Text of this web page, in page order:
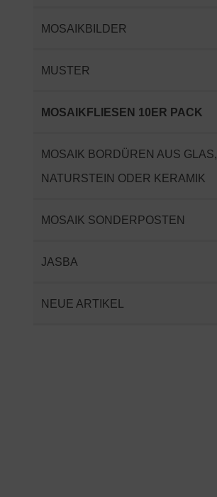
MOSAIKBILDER
MUSTER
MOSAIKFLIESEN 10ER PACK
MOSAIK BORDÜREN AUS GLAS,
NATURSTEIN ODER KERAMIK
MOSAIK SONDERPOSTEN
JASBA
NEUE ARTIKEL